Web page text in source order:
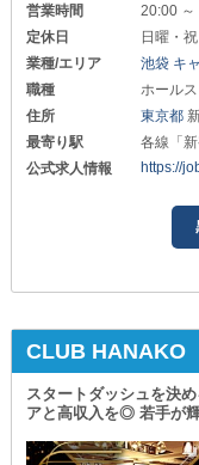
営業時間
20:00 ～
定休日
日曜・
業種/エリア
池袋 キ
職種
ホール
住所
東京都
最寄り駅
各線「
公式求人情報
https://
CLUB HANAKO
スタートダッシュを決
アと高収入を◎ 若手が